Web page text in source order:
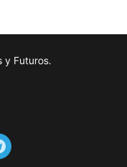
y Futuros.